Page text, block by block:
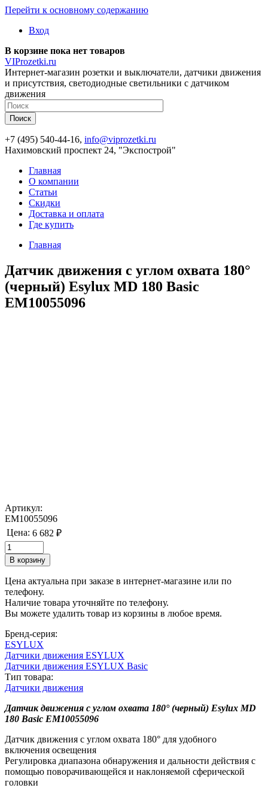
Перейти к основному содержанию
Вход
В корзине пока нет товаров
VIProzetki.ru
Интернет-магазин розетки и выключатели, датчики движения
и присутствия, светодиодные светильники с датчиком
движения
+7 (495) 540-44-16, info@viprozetki.ru
Нахимовский проспект 24, "Экспострой"
Главная
О компании
Статьи
Скидки
Доставка и оплата
Где купить
Главная
Датчик движения с углом охвата 180°
(черный) Esylux MD 180 Basic
EM10055096
Артикул:
EM10055096
Цена: 6 682 ₽
Цена актуальна при заказе в интернет-магазине или по
телефону.
Наличие товара уточняйте по телефону.
Вы можете удалить товар из корзины в любое время.
Бренд-серия:
ESYLUX
Датчики движения ESYLUX
Датчики движения ESYLUX Basic
Тип товара:
Датчики движения
Датчик движения с углом охвата 180° (черный) Esylux MD
180 Basic EM10055096
Датчик движения с углом охвата 180° для удобного
включения освещения
Регулировка диапазона обнаружения и дальности действия с
помощью поворачивающейся и наклоняемой сферической
головки